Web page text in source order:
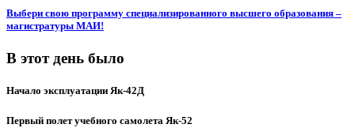
Выбери свою программу специализированного высшего образования –
магистратуры МАИ!
В этот день было
Начало эксплуатации Як-42Д
Первый полет учебного самолета Як-52